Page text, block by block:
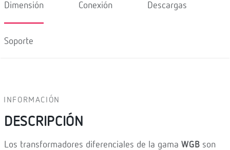
Dimensión Conexión Descargas
Soporte
INFORMACIÓN
DESCRIPCIÓN
Los transformadores diferenciales de la gama WGB son